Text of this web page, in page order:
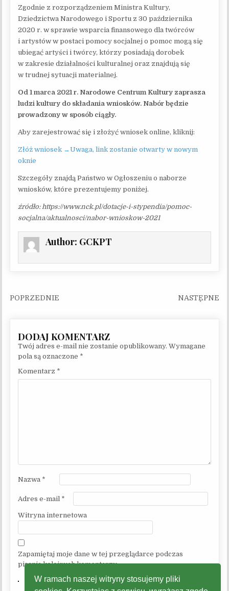
Zgodnie z rozporządzeniem Ministra Kultury,
Dziedzictwa Narodowego i Sportu z 30 października
2020 r. w sprawie wsparcia finansowego dla twórców
i artystów w postaci pomocy socjalnej o pomoc mogą się
ubiegać artyści i twórcy, którzy posiadają dorobek
w zakresie działalności kulturalnej oraz znajdują się
w trudnej sytuacji materialnej.
Od 1 marca 2021 r. Narodowe Centrum Kultury zaprasza
ludzi kultury do składania wniosków. Nabór będzie
prowadzony w sposób ciągły.
Aby zarejestrować się i złożyć wniosek online, kliknij:
Złóż wniosek →Uwaga, link zostanie otwarty w nowym
oknie
Szczegóły znajdą Państwo w Ogłoszeniu o naborze
wniosków, które prezentujemy poniżej.
źródło: https://www.nck.pl/dotacje-i-stypendia/pomoc-
socjalna/aktualnosci/nabor-wnioskow-2021
Author: GCKPT
Nawigacja wpisu
Twój adres e-mail nie zostanie opublikowany. Wymagane
pola są oznaczone *
Komentarz *
Nazwa *
Adres e-mail *
Witryna internetowa
Zapamiętaj moje dane w tej przeglądarce podczas
pisania kolejnych komentarzy.
W ramach naszej witryny stosujemy pliki